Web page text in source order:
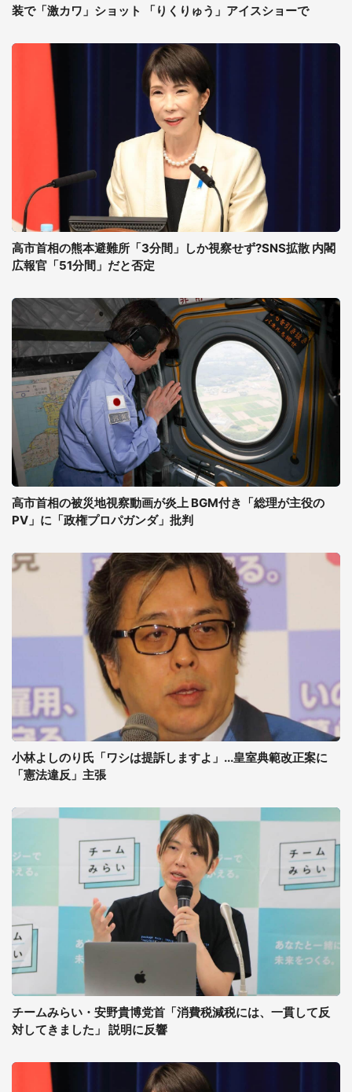
装で「激カワ」ショット 「りくりゅう」アイスショーで
高市首相の熊本避難所「3分間」しか視察せず?SNS拡散 内閣
広報官「51分間」だと否定
高市首相の被災地視察動画が炎上 BGM付き「総理が主役の
PV」に「政権プロパガンダ」批判
小林よしのり氏「ワシは提訴しますよ」...皇室典範改正案に
「憲法違反」主張
チームみらい・安野貴博党首「消費税減税には、一貫して反
対してきました」 説明に反響